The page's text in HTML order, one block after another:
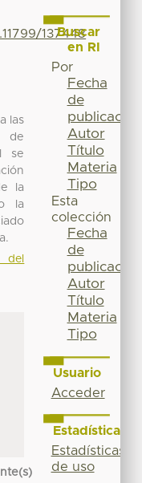
137448
las
de
se
la
la
del
Buscar
en RI
Por
Fecha
de
publicación
Autor
Título
Materia
Tipo
Esta
colección
Fecha
de
publicación
Autor
Título
Materia
Tipo
Usuario
Acceder
Estadísticas
Estadísticas
de uso